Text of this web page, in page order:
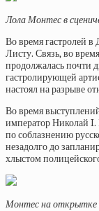
Лола Монтес в
Во время гастролей
Листу. Связь, во
продолжалась почти
гастролирующей
настоял на разрыве
Во время
император Николай I.
по соблазнению
незадолго до
хлыстом
Монтес на открытке